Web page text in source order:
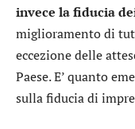
invece la fiducia
miglioramento di
eccezione delle
Paese. E’ quanto
sulla fiducia di